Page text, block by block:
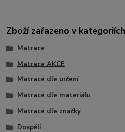
Zboží zařazeno v kategoriích
Matrace
Matrace AKCE
Matrace dle určení
Matrace dle materiálu
Matrace dle značky
Dospělí